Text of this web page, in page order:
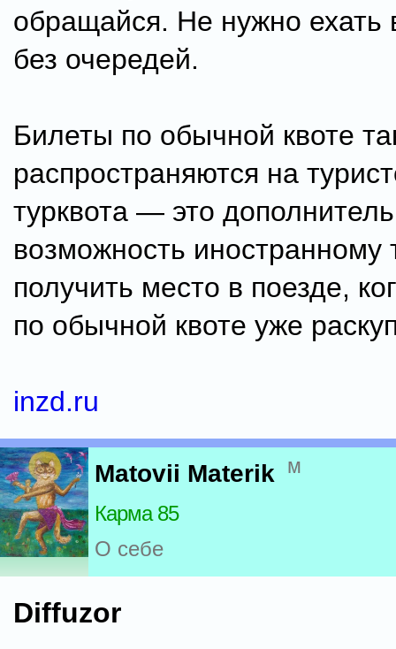
обращайся. Не нужно ехать
без очередей.
Билеты по обычной квоте
распространяются на
турквота — это
возможность иностранному
получить место в поезде,
по обычной квоте уже
inzd.ru
Matovii Materik м
Карма 85
О себе
Diffuzor